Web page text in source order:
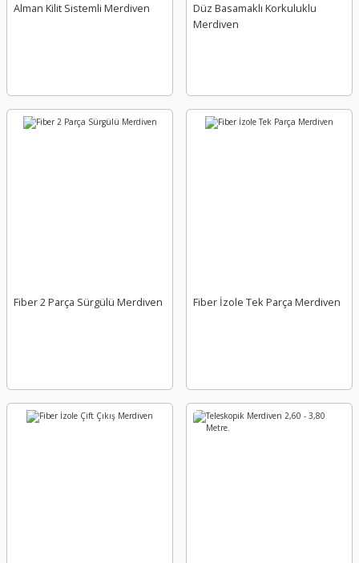
Alman Kilit Sistemli Merdiven
Düz Basamaklı Korkuluklu
Merdiven
Fiber 2 Parça Sürgülü Merdiven Fiber İzole Tek Parça Merdiven